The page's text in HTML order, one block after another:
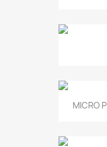
MICRO